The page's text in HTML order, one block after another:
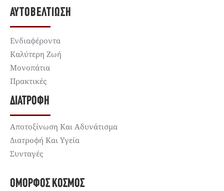
ΑΥΤΟΒΕΛΤΊΩΣΗ
Ενδιαφέροντα
Καλύτερη Ζωή
Μονοπάτια
Πρακτικές
ΔΙΑΤΡΟΦΉ
Αποτοξίνωση Και Αδυνάτισμα
Διατροφή Και Υγεία
Συνταγές
ΌΜΟΡΦΟΣ ΚΌΣΜΟΣ